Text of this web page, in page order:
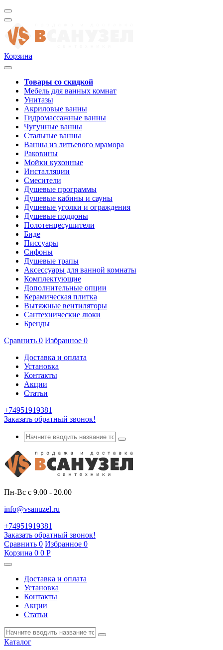
Корзина
Товары со скидкой
Мебель для ванных комнат
Унитазы
Акриловые ванны
Гидромассажные ванны
Чугунные ванны
Стальные ванны
Ванны из литьевого мрамора
Раковины
Мойки кухонные
Инсталляции
Смесители
Душевые программы
Душевые кабины и сауны
Душевые уголки и ограждения
Душевые поддоны
Полотенцесушители
Биде
Писсуары
Сифоны
Душевые трапы
Аксессуары для ванной комнаты
Комплектующие
Дополнительные опции
Керамическая плитка
Вытяжные вентиляторы
Сантехнические люки
Бренды
Сравнить 0 Избранное 0
Доставка и оплата
Установка
Контакты
Акции
Статьи
+74951919381
Заказать обратный звонок!
Пн-Вс с 9.00 - 20.00
info@vsanuzel.ru
+74951919381
Заказать обратный звонок!
Сравнить 0 Избранное 0
Корзина 0 0 Р
Доставка и оплата
Установка
Контакты
Акции
Статьи
Каталог